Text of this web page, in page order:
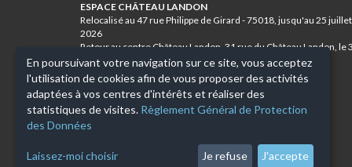
ESPACE CHÂTEAU LANDON
Relocalisé au 47 rue Philippe de Girard - 75018, jusqu'au 25 juillet
2026
Retour au centre Château Landon, 31 rue du Château Landon, le
août 2026
01 46 07 84 12 | info-cl@crl10.net
CENTRE JEAN VERDIER
11 rue de Lancry - 75010
01 42 03 00 47 | info-jv@crl10.net
En poursuivant votre navigation sur ce site, vous acceptez
l'utilisation de cookies afin de vous proposer des activités
adaptées à vos centres d'intérêts et réaliser des
statistiques de visites. Règlement Général de Protection
des Données
Laissez-moi choisir Je refuse J'accepte